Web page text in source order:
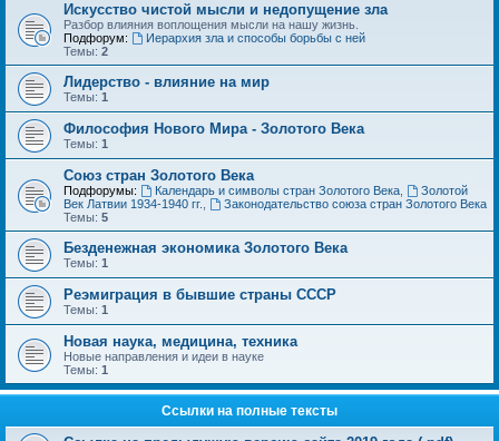
Искусство чистой мысли и недопущение зла
Разбор влияния воплощения мысли на нашу жизнь.
Подфорум:
Иерархия зла и способы борьбы с ней
Темы: 2
Лидерство - влияние на мир
Темы: 1
Философия Нового Мира - Золотого Века
Темы: 1
Cоюз стран Золотого Века
Подфорумы: Календарь и символы стран Золотого Века,
Золотой
Век Латвии 1934-1940 гг.
Законодательство союза стран Золотого Века
Темы: 5
Безденежная экономика Золотого Века
Темы: 1
Реэмиграция в бывшие страны СССР
Темы: 1
Новая наука, медицина, техника
Новые направления и идеи в науке
Темы: 1
Ссылки на полные тексты